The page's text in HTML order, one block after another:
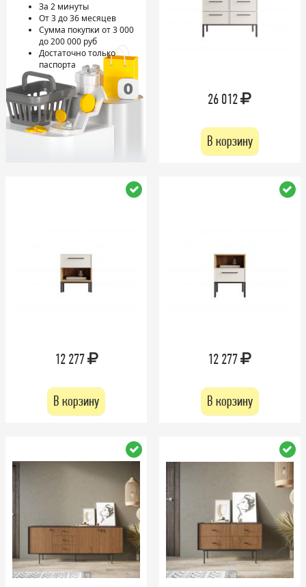
За 2 минуты
От 3 до 36 месяцев
Сумма покупки от 3 000
до 200 000 руб
Достаточно только
паспорта
26 012
В корзину
12 277
В корзину
12 277
В корзину